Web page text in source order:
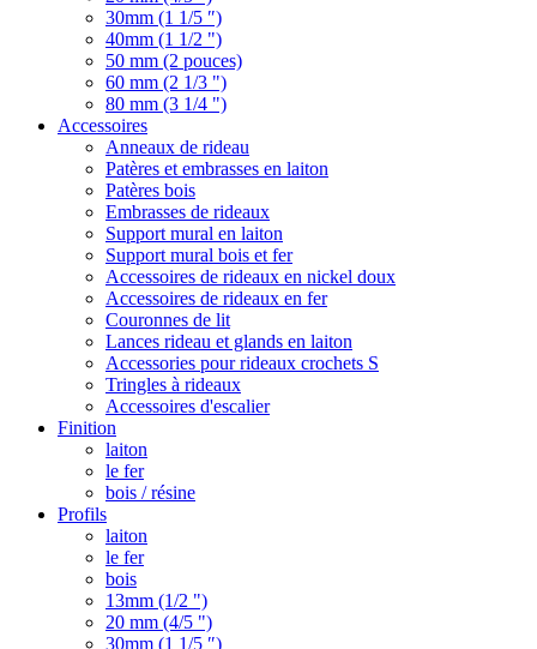
30mm (1 1/5 ″)
40mm (1 1/2 ")
50 mm (2 pouces)
60 mm (2 1/3 ")
80 mm (3 1/4 ")
Accessoires
Anneaux de rideau
Patères et embrasses en laiton
Patères bois
Embrasses de rideaux
Support mural en laiton
Support mural bois et fer
Accessoires de rideaux en nickel doux
Accessoires de rideaux en fer
Couronnes de lit
Lances rideau et glands en laiton
Accessories pour rideaux crochets S
Tringles à rideaux
Accessoires d'escalier
Finition
laiton
le fer
bois / résine
Profils
laiton
le fer
bois
13mm (1/2 ")
20 mm (4/5 ")
30mm (1 1/5 ″)